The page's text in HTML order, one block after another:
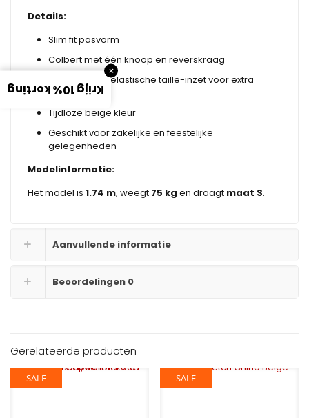
Details:
Slim fit pasvorm
Colbert met één knoop en reverskraag
Pantalon met elastische taille-inzet voor extra
comfort
Tijdloze beige kleur
Geschikt voor zakelijke en feestelijke
gelegenheden
Modelinformatie:
Het model is 1.74 m, weegt 75 kg en draagt maat S.
Aanvullende informatie
Beoordelingen 0
Gerelateerde producten
SALE SALE
Krijg 10% korting
×